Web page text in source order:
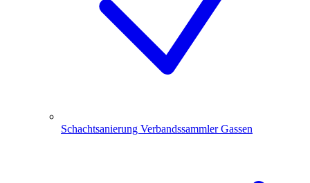
Schachtsanierung Verbandssammler Gassen